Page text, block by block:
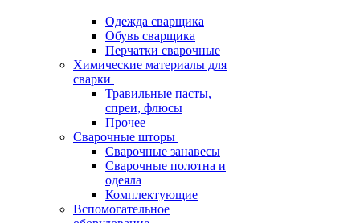
Одежда сварщика
Обувь сварщика
Перчатки сварочные
Химические материалы для
сварки
Травильные пасты,
спреи, флюсы
Прочее
Сварочные шторы
Сварочные занавесы
Сварочные полотна и
одеяла
Комплектующие
Вспомогательное